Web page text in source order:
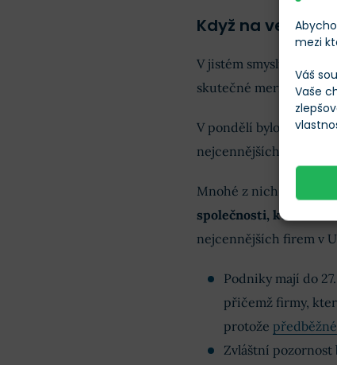
mezi
Váš
Vaše
Když na velikosti
V jistém smyslu je
skutečné meritokracii
V pondělí bylo pořadí
nejcennějších subjektů
Mnohé z nich jsou
společnosti, které
nejcennějších firem v
Podniky mají do
přičemž firmy,
protože
Zvláštní pozornost